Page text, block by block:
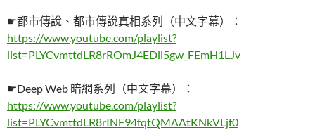
☛都市傳說、都市傳說真相系列（中文字幕）：
https://www.youtube.com/playlist?
list=PLYCvmttdLR8rROmJ4EDli5gw_FEmH1LJv
☛Deep Web 暗網系列（中文字幕）：
https://www.youtube.com/playlist?
list=PLYCvmttdLR8rINF94fqtQMAAtKNkVLjf0